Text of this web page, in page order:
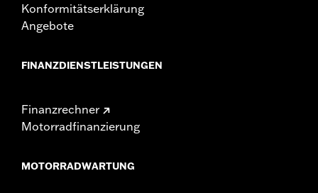
Konformitätserklärung
Angebote
FINANZDIENSTLEISTUNGEN
Finanzrechner
Motorradfinanzierung
MOTORRADWARTUNG